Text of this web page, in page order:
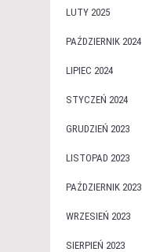
LUTY 2025
PAŹDZIERNIK 2024
LIPIEC 2024
STYCZEŃ 2024
GRUDZIEŃ 2023
LISTOPAD 2023
PAŹDZIERNIK 2023
WRZESIEŃ 2023
SIERPIEŃ 2023